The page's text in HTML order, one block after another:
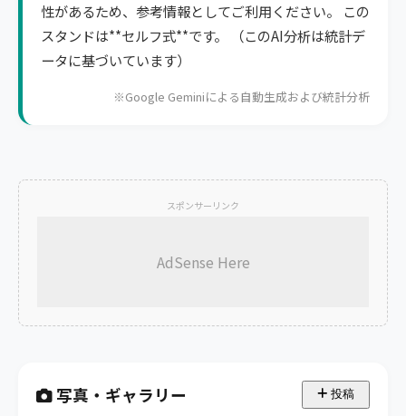
性があるため、参考情報としてご利用ください。 この
スタンドは**セルフ式**です。 （このAI分析は統計デ
ータに基づいています）
※Google Geminiによる自動生成および統計分析
スポンサーリンク
AdSense Here
写真・ギャラリー 投稿